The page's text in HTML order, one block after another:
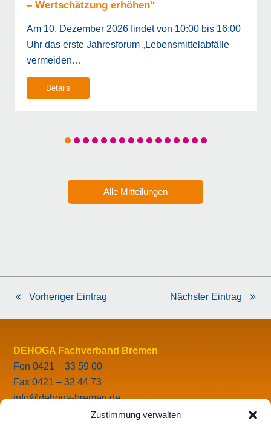
Zustimmung verwalten
– Wertschätzung erhöhen“
Am 10. Dezember 2026 findet von 10:00 bis 16:00
Uhr das erste Jahresforum „Lebensmittelabfälle
vermeiden…
Details
Alle Mitteilungen
Beitrag:
Vorheriger Eintrag
Beitrag:
Nächster Eintrag
DEHOGA Fachverband Bremen
Fon 0421 – 33 59 00
Fax 0421 – 32 44 73
info@dehoga-bremen.de